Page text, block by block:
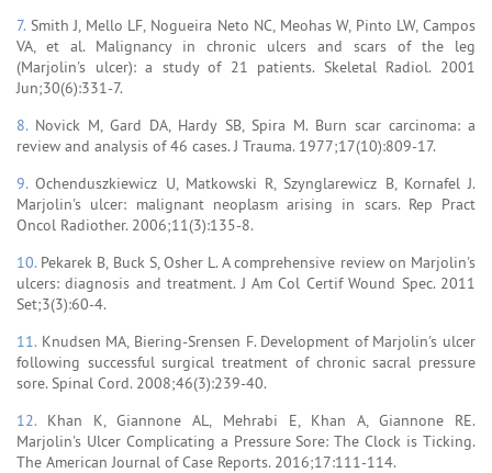
7. Smith J, Mello LF, Nogueira Neto NC, Meohas W, Pinto LW, Campos
VA, et al. Malignancy in chronic ulcers and scars of the leg
(Marjolin's ulcer): a study of 21 patients. Skeletal Radiol. 2001
Jun;30(6):331-7.
8. Novick M, Gard DA, Hardy SB, Spira M. Burn scar carcinoma: a
review and analysis of 46 cases. J Trauma. 1977;17(10):809-17.
9.Ochenduszkiewicz U, Matkowski R, Szynglarewicz B, Kornafel J.
Marjolin's ulcer: malignant neoplasm arising in scars. Rep Pract
Oncol Radiother. 2006;11(3):135-8.
10. Pekarek B, Buck S, Osher L. A comprehensive review on Marjolin's
ulcers: diagnosis and treatment. J Am Col Certif Wound Spec. 2011
Set;3(3):60-4.
11. Knudsen MA, Biering-Srensen F. Development of Marjolin's ulcer
following successful surgical treatment of chronic sacral pressure
sore. Spinal Cord. 2008;46(3):239-40.
12. Khan K, Giannone AL, Mehrabi E, Khan A, Giannone RE.
Marjolin's Ulcer Complicating a Pressure Sore: The Clock is Ticking.
The American Journal of Case Reports. 2016;17:111-114.